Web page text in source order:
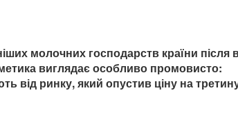
молочних господарств країни після
виглядає особливо промовисто:
від ринку, який опустив ціну на